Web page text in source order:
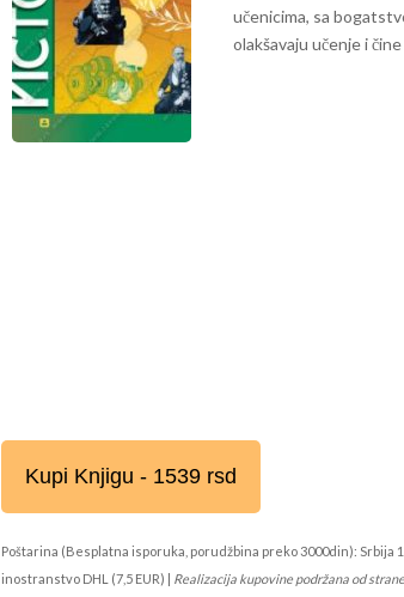
učenicima, sa
olakšavaju učenje i
Kupi Knjigu - 1539 rsd
Poštarina (Besplatna isporuka, porudžbina preko 3000din): Srbija
inostranstvo DHL (7,5 EUR) | Realizacija kupovine podržana od